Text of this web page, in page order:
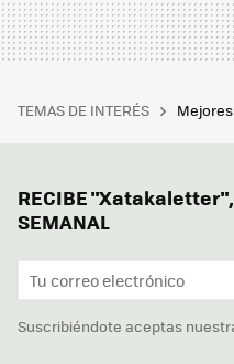
TEMAS DE INTERÉS
RECIBE "Xatakaletter",
SEMANAL
Suscribiéndote aceptas